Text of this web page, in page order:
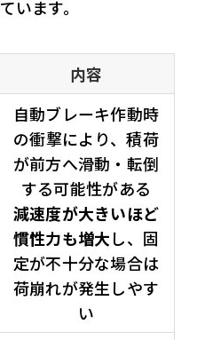
います。
内容
自動ブレーキ作動時
の衝撃により、積荷
が前方へ滑動・転倒
する可能性がある
減速度が大きいほど
慣性力も増大し、固
定が不十分な場合は
荷崩れが発生しやす
い